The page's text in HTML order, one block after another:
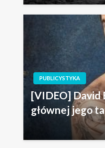
PUBLICYSTYKA
[VIDEO] David
głównej jego